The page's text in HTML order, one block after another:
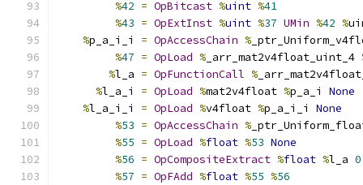
%42 = OpBitcast %uint %41
%43 = OpExtInst %uint %37 UMin %42 %
%p_a_i_i = OpAccessChain %
%47 = OpLoad % _arr_mat2v4float_uint_4
%l_a = OpFunctionCall %
%l_a_i = OpLoad %mat2v4float %p_a_i None
%l_a_i_i = OpLoad %v4float %p_a_i_i None
%53 = OpAccessChain %
%55 = OpLoad %float %53 None
%56 = OpCompositeExtract %float %l_a 0
%57 = OpFAdd %float %55 %56